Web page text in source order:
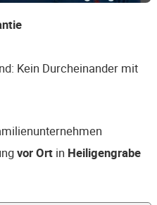
Kein Durcheinander mit
vor Ort in Heiligengrabe